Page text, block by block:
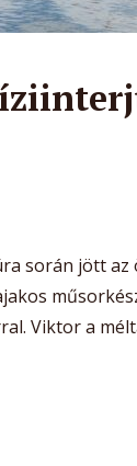
során jött az
Viktor a